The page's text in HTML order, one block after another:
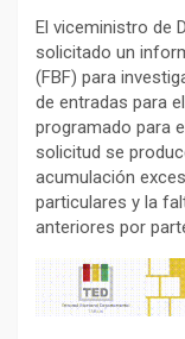
El viceministro de
solicitado un
(FBF) para
de entradas para
programado para
solicitud se
acumulación
particulares y la
anteriores por